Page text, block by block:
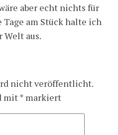
aber echt nichts für
am Stück halte ich
Welt aus.
nicht veröffentlicht.
mit* markiert